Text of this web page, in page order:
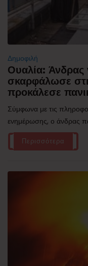
Δημοφιλή
Ουαλία: Άνδρας
σκαρφάλωσε
προκάλεσε
Σύμφωνα με τις
ενημέρωσης, ο άνδρας
Περισσότερα